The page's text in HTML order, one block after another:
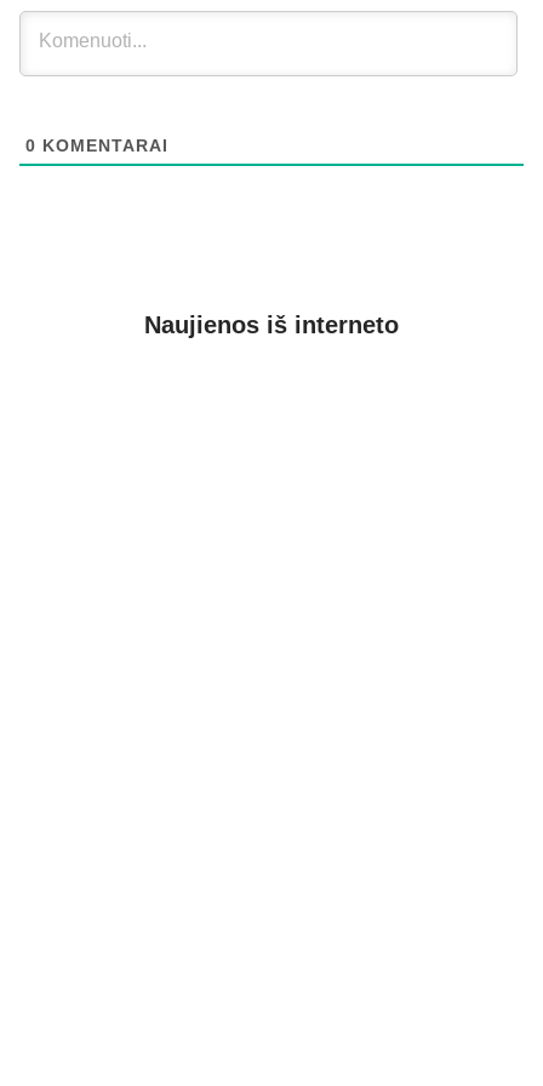
0 KOMENTARAI
Naujienos iš interneto